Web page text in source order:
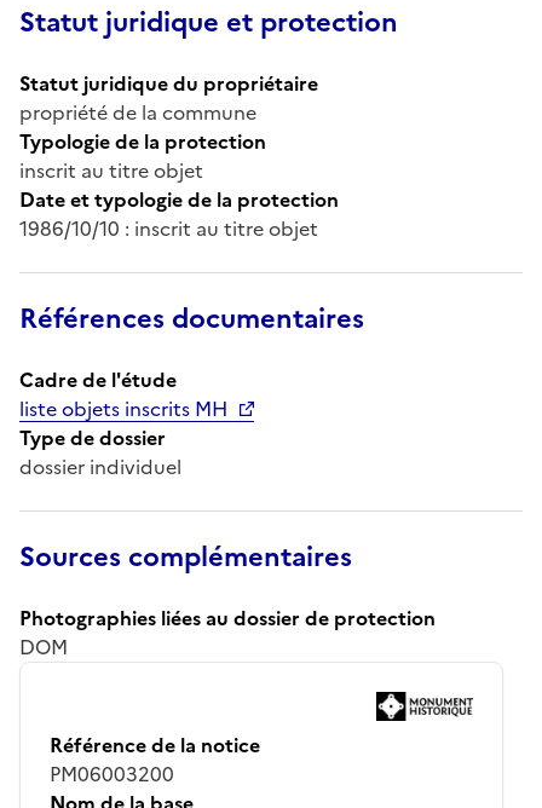
Statut juridique et protection
Statut juridique du propriétaire
propriété de la commune
Typologie de la protection
inscrit au titre objet
Date et typologie de la protection
1986/10/10 : inscrit au titre objet
Références documentaires
Cadre de l'étude
liste objets inscrits MH
Type de dossier
dossier individuel
Sources complémentaires
Photographies liées au dossier de protection
DOM
Référence de la notice
PM06003200